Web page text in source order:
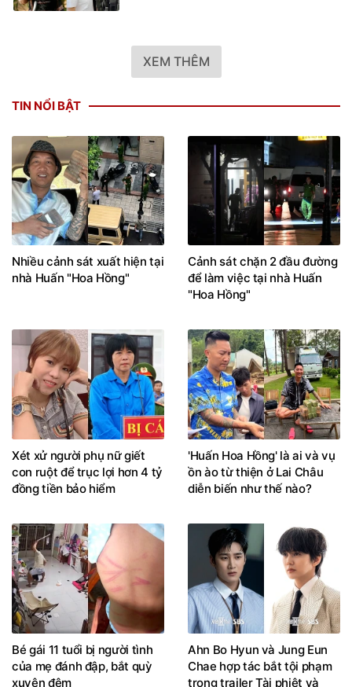
XEM THÊM
TIN NỔI BẬT
Nhiều cảnh sát xuất hiện tại
nhà Huấn "Hoa Hồng"
Cảnh sát chặn 2 đầu đường
để làm việc tại nhà Huấn
"Hoa Hồng"
Xét xử người phụ nữ giết
con ruột để trục lợi hơn 4 tỷ
đồng tiền bảo hiểm
'Huấn Hoa Hồng' là ai và vụ
ồn ào từ thiện ở Lai Châu
diễn biến như thế nào?
Bé gái 11 tuổi bị người tình
của mẹ đánh đập, bắt quỳ
xuyên đêm
Ahn Bo Hyun và Jung Eun
Chae hợp tác bắt tội phạm
trong trailer Tài phiệt và